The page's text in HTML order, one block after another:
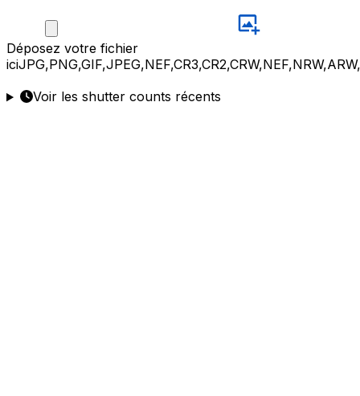
Déposez votre fichier
ici
Voir les shutter counts récents